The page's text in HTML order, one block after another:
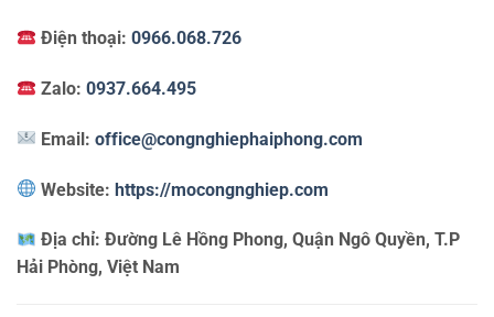
Điện thoại:0966.068.726
Zalo:0937.664.495
Email:office@congnghiephaiphong.com
Website:https://mocongnghiep.com
Địa chỉ:Đường Lê Hồng Phong, Quận Ngô Quyền, T.P
Hải Phòng, Việt Nam